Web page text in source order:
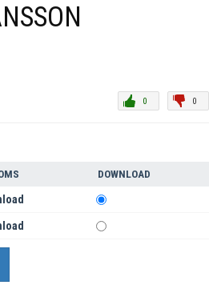
0
0
DOWNLOAD